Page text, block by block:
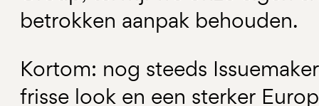
betrokken aanpak behouden.
Kortom: nog steeds
frisse look en een sterker